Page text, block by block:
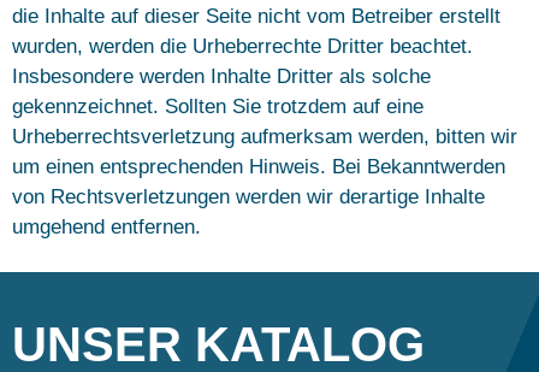
die Inhalte auf dieser Seite nicht vom Betreiber erstellt
wurden, werden die Urheberrechte Dritter beachtet.
Insbesondere werden Inhalte Dritter als solche
gekennzeichnet. Sollten Sie trotzdem auf eine
Urheberrechtsverletzung aufmerksam werden, bitten wir
um einen entsprechenden Hinweis. Bei Bekanntwerden
von Rechtsverletzungen werden wir derartige Inhalte
umgehend entfernen.
UNSER KATALOG